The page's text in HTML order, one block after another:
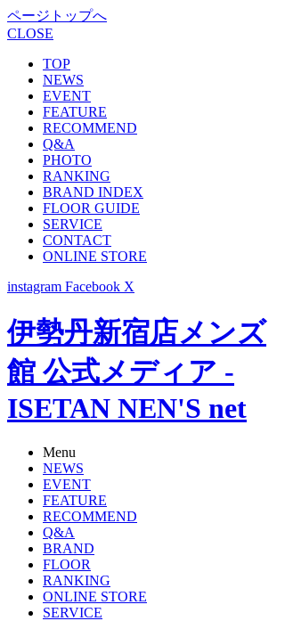
ページトップへ
CLOSE
TOP
NEWS
EVENT
FEATURE
RECOMMEND
Q&A
PHOTO
RANKING
BRAND INDEX
FLOOR GUIDE
SERVICE
CONTACT
ONLINE STORE
instagram Facebook X
伊勢丹新宿店メンズ
館 公式メディア -
ISETAN NEN'S net
Menu
NEWS
EVENT
FEATURE
RECOMMEND
Q&A
BRAND
FLOOR
RANKING
ONLINE STORE
SERVICE